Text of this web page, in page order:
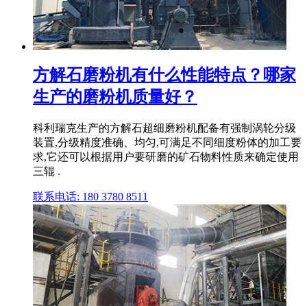
方解石磨粉机有什么性能特点？哪家
生产的磨粉机质量好？
科利瑞克生产的方解石超细磨粉机配备有强制涡轮分级
装置,分级精度准确、均匀,可满足不同细度粉体的加工要
求,它还可以根据用户要研磨的矿石物料性质来确定使用
三辊 .
联系电话: 180 3780 8511